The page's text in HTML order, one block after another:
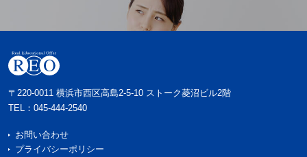
〒220-0011 横浜市西区高島2-5-10 ストーク菱沼ビル2階
TEL： 045-444-2540
お問い合わせ
プライバシーポリシー